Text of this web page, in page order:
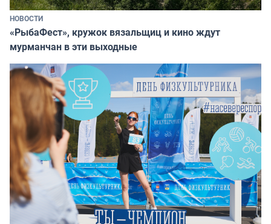
НОВОСТИ
«РыбаФест», кружок вязальщиц и кино ждут
мурманчан в эти выходные